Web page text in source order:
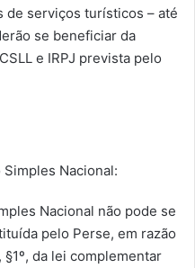
de serviços turísticos – até
se beneficiar da
e IRPJ prevista pelo
Nacional:
Nacional não pode se
pelo Perse, em razão
da lei complementar